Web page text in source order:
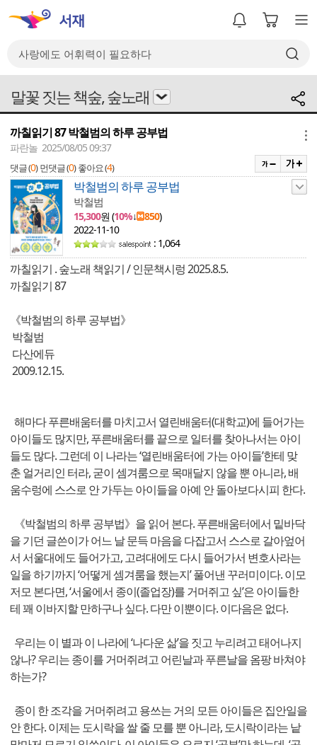
말꽃 짓는 책숲, 숲노래
까칠읽기 87 박철범의 하루 공부법
파란놀 2025/08/05 09:37
댓글 (0) 먼댓글 (0) 좋아요 (4)
박철범의 하루 공부법
박철범
15,300원 (10%↓ 850)
2022-11-10
: 1,064
까칠읽기 . 숲노래 책읽기 / 인문책시렁 2025.8.5.
까칠읽기 87
《박철범의 하루 공부법》
박철범
다산에듀
2009.12.15.
해마다 푸른배움터를 마치고서 열린배움터(대학교)에 들어가는
아이들도 많지만, 푸른배움터를 끝으로 일터를 찾아나서는 아이
들도 많다. 그런데 이 나라는 ‘열린배움터에 가는 아이들’한테 맞
춘 얼거리인 터라, 굳이 셈겨룸으로 목매달지 않을 뿐 아니라, 배
움수렁에 스스로 안 가두는 아이들을 아예 안 돌아보다시피 한다.
《박철범의 하루 공부법》을 읽어 본다. 푸른배움터에서 밑바닥
을 기던 글쓴이가 어느 날 문득 마음을 다잡고서 스스로 갈아엎어
서 서울대에도 들어가고, 고려대에도 다시 들어가서 변호사라는
일을 하기까지 ‘어떻게 셈겨룸을 했는지’ 풀어낸 꾸러미이다. 이모
저모 본다면, ‘서울에서 종이(졸업장)를 거머쥐고 싶’은 아이들한
테 꽤 이바지할 만하구나 싶다. 다만 이뿐이다. 이다음은 없다.
우리는 이 별과 이 나라에 ‘나다운 삶’을 짓고 누리려고 태어나지
않나? 우리는 종이를 거머쥐려고 어린날과 푸른날을 옴팡 바쳐야
하는가?
종이 한 조각을 거머쥐려고 용쓰는 거의 모든 아이들은 집안일을
안 한다. 이제는 도시락을 쌀 줄 모를 뿐 아니라, 도시락이라는 낱